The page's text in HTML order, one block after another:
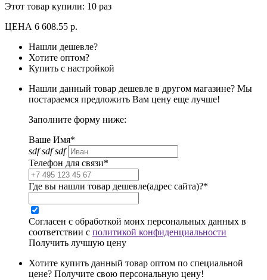
Этот товар купили: 10 раз
ЦЕНА 6 608.55 р.
Нашли дешевле?
Хотите оптом?
Купить с настройкой
Нашли данный товар дешевле в другом магазине? Мы
постараемся предложить Вам цену еще лучше!
Заполните форму ниже:
Ваше Имя*
sdf sdf sdf
Телефон для связи*
Где вы нашли товар дешевле(адрес сайта)?*
Согласен с обработкой моих персональных данных в
соответствии с политикой конфиденциальности
Получить лучшую цену
Хотите купить данный товар оптом по специальной
цене? Получите свою персональную цену!